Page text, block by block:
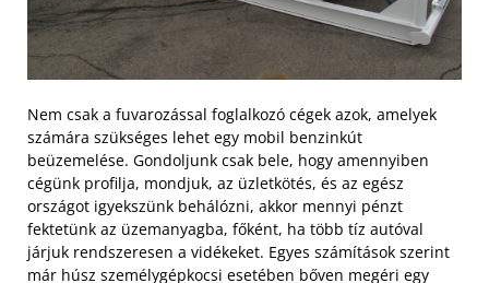
Nem csak a fuvarozással foglalkozó cégek azok, amelyek
számára szükséges lehet egy mobil benzinkút
beüzemelése. Gondoljunk csak bele, hogy amennyiben
cégünk profilja, mondjuk, az üzletkötés, és az egész
országot igyekszünk behálózni, akkor mennyi pénzt
fektetünk az üzemanyagba, főként, ha több tíz autóval
járjuk rendszeresen a vidékeket. Egyes számítások szerint
már húsz személygépkocsi esetében bőven megéri egy